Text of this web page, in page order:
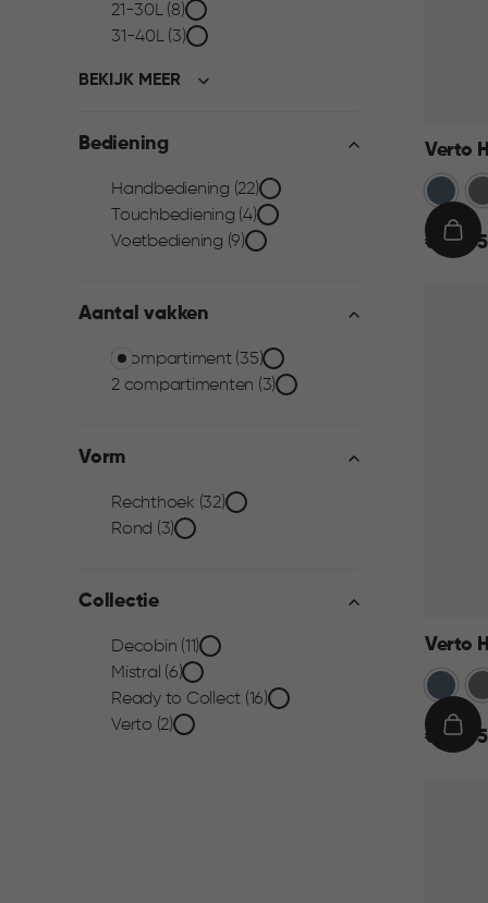
filter
21-30L (8)
31-40L (3)
BEKIJK MEER
Bediening
Bediening
filter
Handbediening (22)
Touchbediening (4)
Voetbediening (9)
Aantal vakken
Aantal
filter
1 compartiment (35)
2 compartimenten (3)
Vorm
Vorm
Rechthoek (32)
Rond (3)
Collectie
Collectie
filter
Decobin (11)
Mistral (6)
Ready to Collect (16)
Verto (2)
Verto
Blauw
€€ 44,95
IN
Verto
Blauw
€€ 44,95
IN